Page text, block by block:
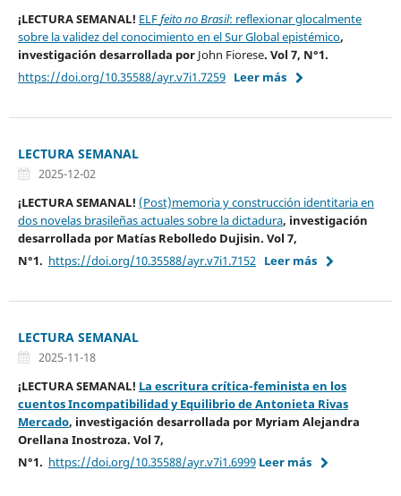
¡LECTURA SEMANAL! ELFfeito no Brasil: reflexionar glocalmente
sobre la validez del conocimiento en el Sur Global epistémico,
investigación desarrollada por John Fiorese. Vol 7, N°1.
https://doi.org/10.35588/ayr.v7i1.7259 Leer más
LECTURA SEMANAL
2025-12-02
¡LECTURA SEMANAL! (Post)memoria y construcción identitaria en
dos novelas brasileñas actuales sobre la dictadura, investigación
desarrollada por Matías Rebolledo Dujisin. Vol 7,
N°1. https://doi.org/10.35588/ayr.v7i1.7152 Leer más
LECTURA SEMANAL
2025-11-18
¡LECTURA SEMANAL! La escritura crítica-feminista en los
cuentos Incompatibilidad y Equilibrio de Antonieta Rivas
Mercado, investigación desarrollada por Myriam Alejandra
Orellana Inostroza. Vol 7,
N°1. https://doi.org/10.35588/ayr.v7i1.6999 Leer más